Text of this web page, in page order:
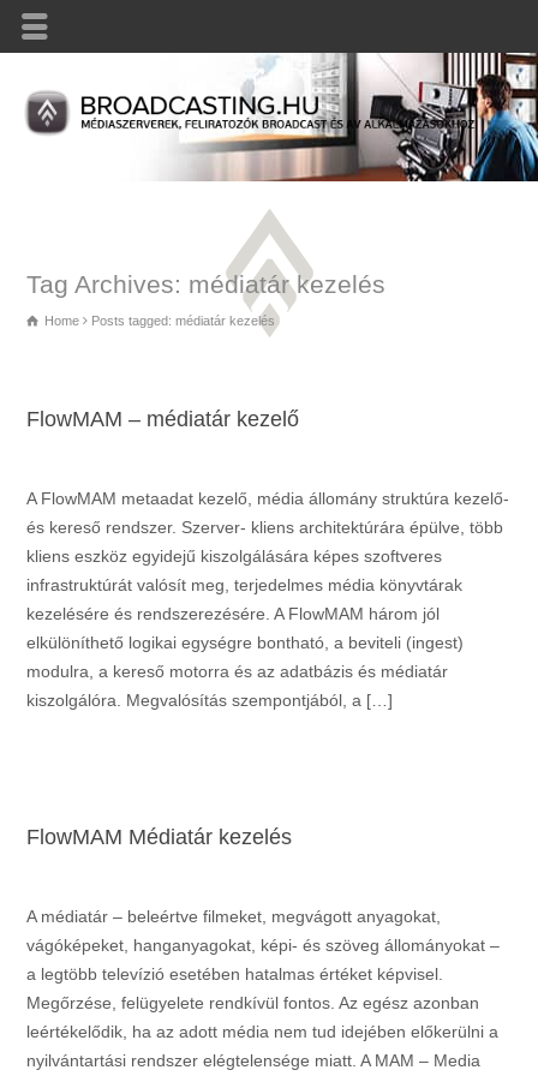
Tag Archives: médiatár kezelés
Home Posts tagged: médiatár kezelés
FlowMAM – médiatár kezelő
A FlowMAM metaadat kezelő, média állomány struktúra kezelő-
és kereső rendszer. Szerver- kliens architektúrára épülve, több
kliens eszköz egyidejű kiszolgálására képes szoftveres
infrastruktúrát valósít meg, terjedelmes média könyvtárak
kezelésére és rendszerezésére. A FlowMAM három jól
elkülöníthető logikai egységre bontható, a beviteli (ingest)
modulra, a kereső motorra és az adatbázis és médiatár
kiszolgálóra. Megvalósítás szempontjából, a […]
FlowMAM Médiatár kezelés
A médiatár – beleértve filmeket, megvágott anyagokat,
vágóképeket, hanganyagokat, képi- és szöveg állományokat –
a legtöbb televízió esetében hatalmas értéket képvisel.
Megőrzése, felügyelete rendkívül fontos. Az egész azonban
leértékelődik, ha az adott média nem tud idejében előkerülni a
nyilvántartási rendszer elégtelensége miatt. A MAM – Media